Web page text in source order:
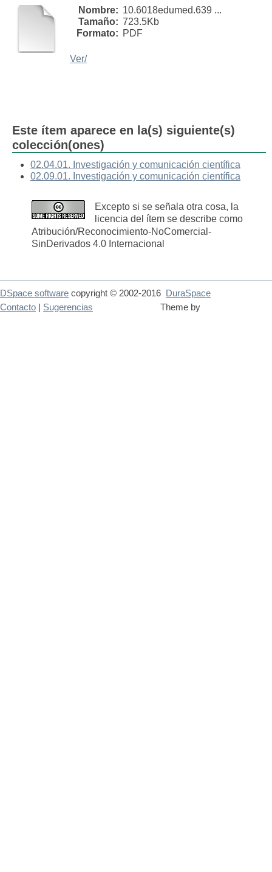
Nombre: 10.6018edumed.639 ...
Tamaño: 723.5Kb
Formato: PDF
Ver/
Este ítem aparece en la(s) siguiente(s)
colección(ones)
02.04.01. Investigación y comunicación científica
02.09.01. Investigación y comunicación científica
Excepto si se señala otra cosa, la
licencia del ítem se describe como
Atribución/Reconocimiento-NoComercial-
SinDerivados 4.0 Internacional
DSpace software copyright © 2002-2016
DuraSpace
Theme by
Contacto Sugerencias